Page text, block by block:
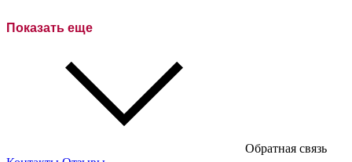
Показать еще
Обратная связь